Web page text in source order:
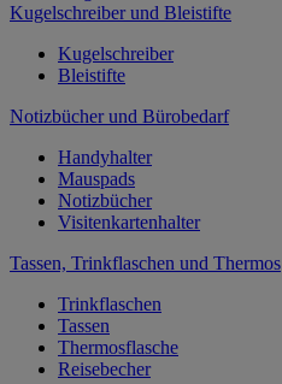
Kugelschreiber und Bleistifte
Kugelschreiber
Bleistifte
Notizbücher und Bürobedarf
Handyhalter
Mauspads
Notizbücher
Visitenkartenhalter
Tassen, Trinkflaschen und Thermos
Trinkflaschen
Tassen
Thermosflasche
Reisebecher